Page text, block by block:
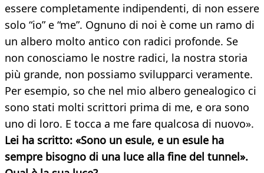
essere completamente indipendenti, di non essere
solo “io” e “me”. Ognuno di noi è come un ramo di
un albero molto antico con radici profonde. Se
non conosciamo le nostre radici, la nostra storia
più grande, non possiamo svilupparci veramente.
Per esempio, so che nel mio albero genealogico ci
sono stati molti scrittori prima di me, e ora sono
uno di loro. E tocca a me fare qualcosa di nuovo».
Lei ha scritto: «Sono un esule, e un esule ha
sempre bisogno di una luce alla fine del tunnel».